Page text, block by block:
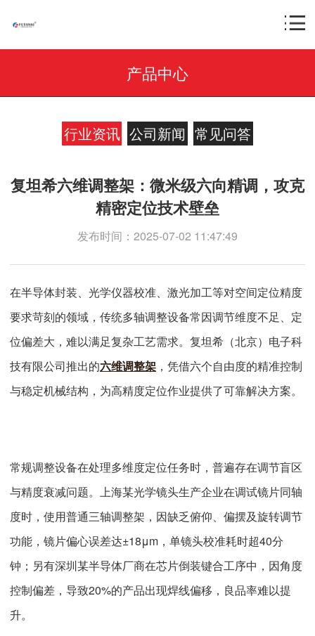
产品中心
行业资讯 公司新闻 常见问答
复坦希六维调整架：微米级六向精调，攻克
精密定位技术壁垒
发布时间：2025-07-02 11:47:49
在半导体封装、光学仪器校准、激光加工等对空间定位精度
要求苛刻的领域，传统多轴调整设备常因调节维度不足、定
位偏差大，难以满足复杂工艺需求。复坦希（北京）电子科
技有限公司推出的六维调整架 ，凭借六个自由度的精准控制
与稳定机械结构，为高精度定位作业提供了可靠解决方案。
常规调整设备在处理多维度定位任务时，普遍存在调节盲区
与精度衰减问题。上海某光学镜头生产企业在调试镜片同轴
度时，使用普通三轴调整架，因缺乏俯仰、偏摆及旋转调节
功能，镜片偏心误差达±18μm，单镜头校准耗时超40分
钟；另有深圳某半导体厂商在芯片倒装键合工序中，因角度
控制偏差，导致20%的产品出现焊线偏移，良品率难以提
升。